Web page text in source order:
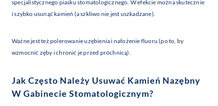
specjalistycznego piasku stomatologicznego. W efekcie można skutecznie
i szybko usunąć kamień (a szkliwo nie jest uszkadzane).
Ważne jest też polerowanie uzębienia i nałożenie fluoru (po to, by
wzmocnić zęby i chronić je przed próchnicą).
Jak Często Należy Usuwać Kamień Nazębny
W Gabinecie Stomatologicznym?